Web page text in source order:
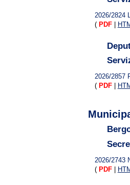
2026/2824
( PDF |
2026/2857
( PDF
2026/2743
( PDF |